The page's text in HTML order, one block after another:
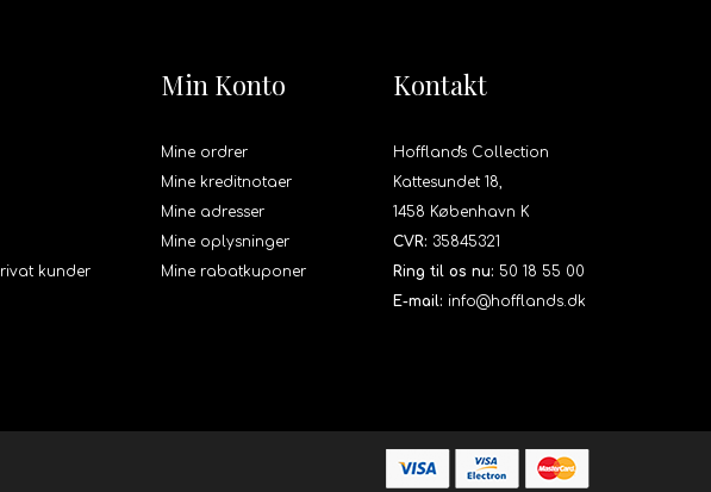
kunder
Min Konto
Mine ordrer
Mine kreditnotaer
Mine adresser
Mine oplysninger
Mine rabatkuponer
Kontakt
Hoffland's Collection
Kattesundet 18,
1458 København K
CVR: 35845321
Ring til os nu: 50 18 55 00
E-mail: info@hofflands.dk